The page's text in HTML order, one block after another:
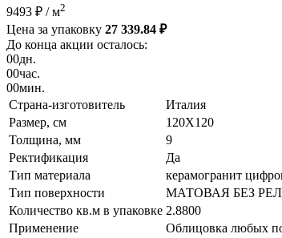
9493 ₽ / м2
Цена за упаковку 27 339.84 ₽
До конца акции осталось:
00дн.
00час.
00мин.
Страна-изготовитель
Италия
Размер, см
120X120
Толщина, мм
9
Ректификация
Да
Тип материала
керамогранит
Тип поверхности
МАТОВАЯ БЕЗ
Количество кв.м в упаковке 2.8800
Применение
Облицовка любых